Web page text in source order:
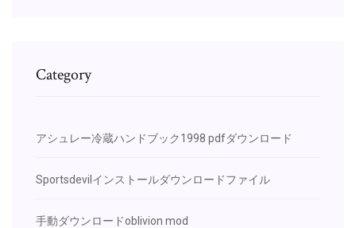
Category
アシュレー冷蔵ハンドブック1998 pdfダウンロード
Sportsdevilインストールダウンロードファイル
手動ダウンロードoblivion mod